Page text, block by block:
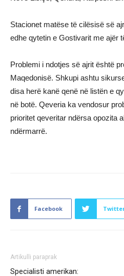
Stacionet matëse të cilësisë së
edhe qytetin e Gostivarit me ajër
Problemi i ndotjes së ajrit është
Maqedonisë. Shkupi ashtu
disa herë kanë qenë në listën e
në botë. Qeveria ka vendosur
prioritet qeveritar ndërsa opozita
ndërmarrë.
Facebook
Artikulli paraprak
Specialisti amerikan: